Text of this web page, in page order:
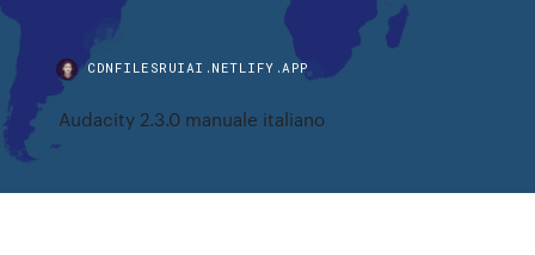
CDNFILESRUIAI.NETLIFY.APP
Audacity 2.3.0 manuale italiano